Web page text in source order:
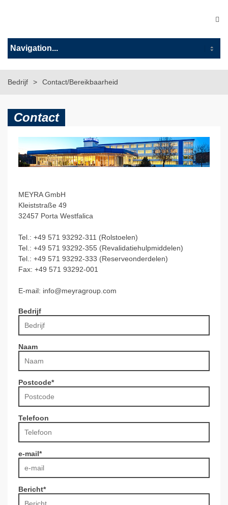
Bedrijf Contact/Bereikbaarheid
Contact
MEYRA GmbH
Kleiststraße 49
32457 Porta Westfalica
Tel.: +49 571 93292-311 (Rolstoelen)
Tel.: +49 571 93292-355 (Revalidatiehulpmiddelen)
Tel.: +49 571 93292-333 (Reserveonderdelen)
Fax: +49 571 93292-001
E-mail: info@meyragroup.com
Bedrijf
Naam
Postcode*
Telefoon
e-mail*
Bericht*